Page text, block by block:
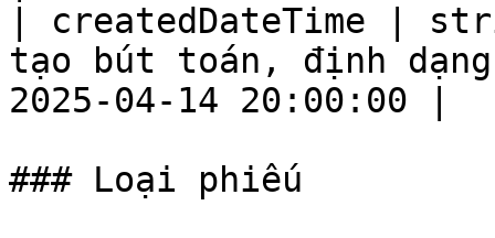
| createdDateTime |
tạo bút toán, định dạng
2025-04-14 20:00:00 |
### Loại phiếu